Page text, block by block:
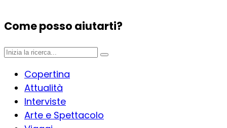
Come posso aiutarti?
Copertina
Attualità
Interviste
Arte e Spettacolo